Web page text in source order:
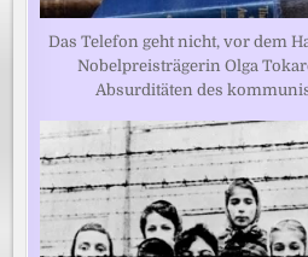
Das Telefon geht nicht, vor dem
Nobelpreisträgerin Olga
Absurditäten des